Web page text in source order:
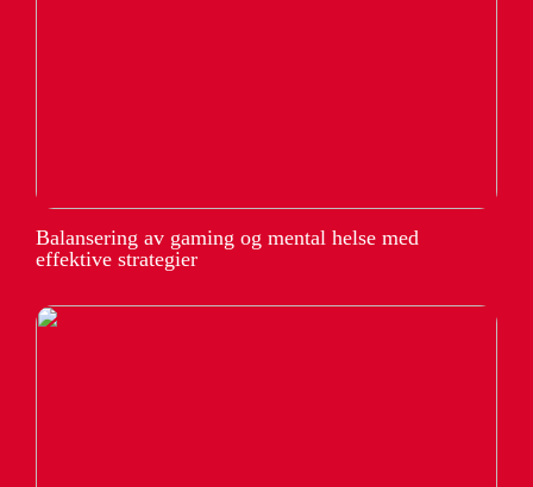
Balansering av gaming og mental helse med
effektive strategier